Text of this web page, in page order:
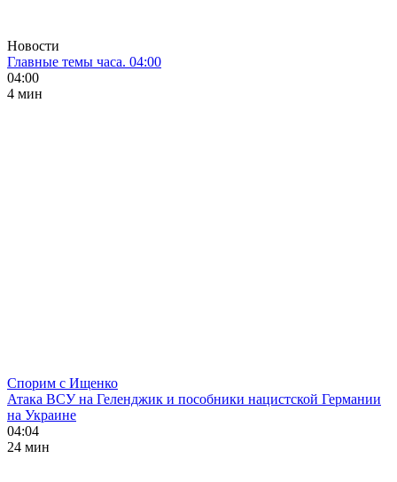
Новости
Главные темы часа. 04:00
04:00
4 мин
Спорим с Ищенко
Атака ВСУ на Геленджик и пособники нацистской Германии
на Украине
04:04
24 мин